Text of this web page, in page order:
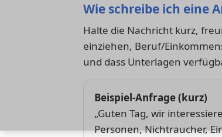
Wie schreibe ich eine
Halte die Nachricht kurz,
einziehen, Beruf/
und dass Unterlagen
Beispiel-Anfrage (kurz)
„Guten Tag, wir
Personen, Nichtraucher,